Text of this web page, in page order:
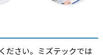
ださい。ミズテックでは